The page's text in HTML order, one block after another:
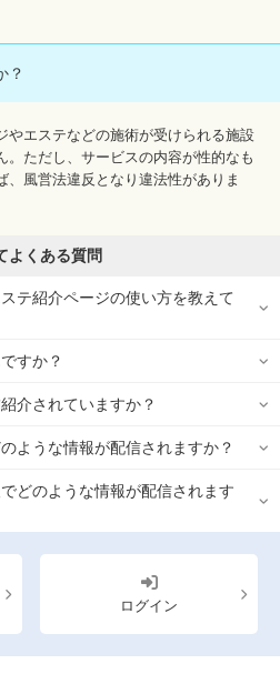
？
やエステなどの施術が受けられる施設
。ただし、サービスの内容が性的なも
、風営法違反となり違法性がありま
よくある質問
テ紹介ページの使い方を教えて
すか？
介されていますか？
ような情報が配信されますか？
どのような情報が配信されます
ログイン